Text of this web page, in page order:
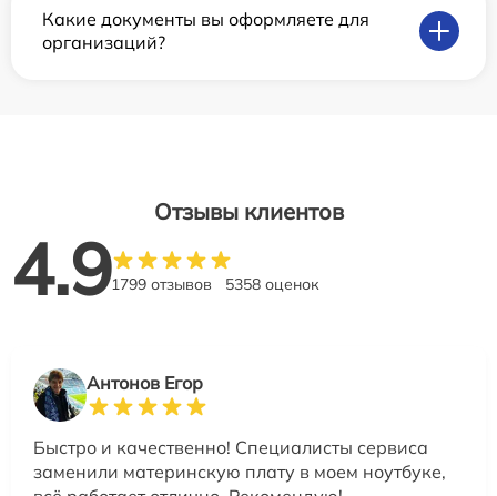
Какие документы вы оформляете для
организаций?
Отзывы клиентов
4.91799 отзывов 5358 оценок
Антонов Егор
Быстро и качественно! Специалисты сервиса
заменили материнскую плату в моем ноутбуке,